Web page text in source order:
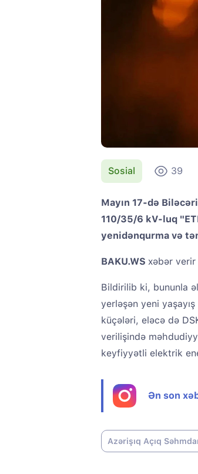
Sosial 39
Mayın 17-də
110/35/6 kV-luq
yenidənqurma və
BAKU.WS xəbər verir
Bildirilib ki, bununla
yerləşən yeni
küçələri, eləcə də
verilişində
keyfiyyətli elektrik
Ən son
Azərişıq Açıq